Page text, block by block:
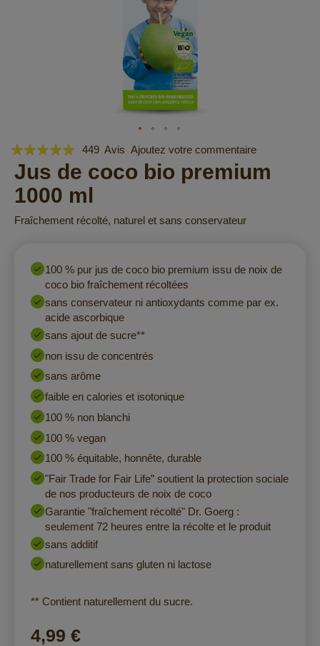
Skip
to
the
beginning
of
the
Évaluation:
% of 100
449 Avis Ajoutez votre commentaire
Jus de coco bio premium
1000 ml
Fraîchement récolté, naturel et sans conservateur
100 % pur jus de coco bio premium issu de noix de
coco bio fraîchement récoltées
sans conservateur ni antioxydants comme par ex.
acide ascorbique
sans ajout de sucre**
non issu de concentrés
sans arôme
faible en calories et isotonique
100 % non blanchi
100 % vegan
100 % équitable, honnête, durable
"Fair Trade for Fair Life” soutient la protection sociale
de nos producteurs de noix de coco
Garantie "fraîchement récolté" Dr. Goerg :
seulement 72 heures entre la récolte et le produit
sans additif
naturellement sans gluten ni lactose
** Contient naturellement du sucre.
4,99 €